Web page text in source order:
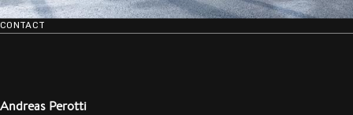
CONTACT
Andreas Perotti